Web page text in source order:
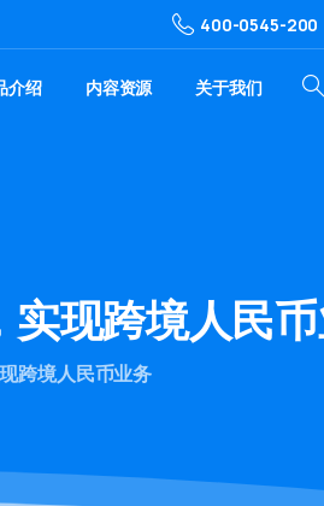
400-0545-200
介绍 内容资源 关于我们
现跨境人民
跨境人民币业务